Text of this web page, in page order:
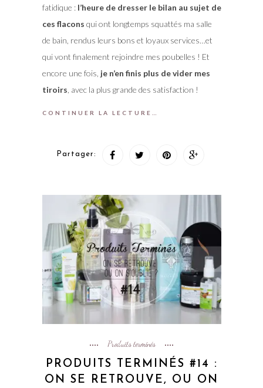
fatidique : l’heure de dresser le bilan au sujet de
ces flacons qui ont longtemps squattés ma salle
de bain, rendus leurs bons et loyaux services…et
qui vont finalement rejoindre mes poubelles ! Et
encore une fois, je n’en finis plus de vider mes
tiroirs , avec la plus grande des satisfaction !
CONTINUER LA LECTURE…
Partager:
Produits terminés
PRODUITS TERMINÉS #14 :
ON SE RETROUVE, OU ON